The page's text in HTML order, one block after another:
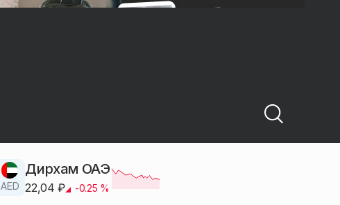
AED
Дирхам ОАЭ
22,04 ₽ -0.25 %